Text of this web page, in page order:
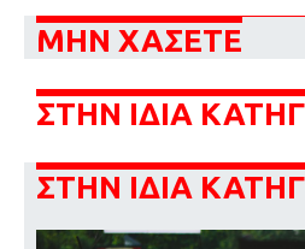
ΜΗΝ ΧΑΣΕΤΕ
ΣΤΗΝ ΙΔΙΑ
ΣΤΗΝ ΙΔΙΑ